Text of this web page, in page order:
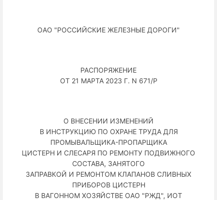
ОАО "РОССИЙСКИЕ ЖЕЛЕЗНЫЕ ДОРОГИ"
РАСПОРЯЖЕНИЕ
ОТ 21 МАРТА 2023 Г. N 671/Р
О ВНЕСЕНИИ ИЗМЕНЕНИЙ
В ИНСТРУКЦИЮ ПО ОХРАНЕ ТРУДА ДЛЯ
ПРОМЫВАЛЬЩИКА-ПРОПАРЩИКА
ЦИСТЕРН И СЛЕСАРЯ ПО РЕМОНТУ ПОДВИЖНОГО
СОСТАВА, ЗАНЯТОГО
ЗАПРАВКОЙ И РЕМОНТОМ КЛАПАНОВ СЛИВНЫХ
ПРИБОРОВ ЦИСТЕРН
В ВАГОННОМ ХОЗЯЙСТВЕ ОАО "РЖД", ИОТ